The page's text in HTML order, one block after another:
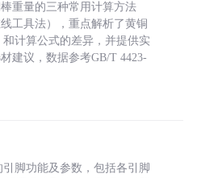
重量的三种常用计算方法
工具法），重点解析了黄铜
和计算公式的差异，并提供实
建议，数据参考GB/T 4423-
脚功能及参数，包括各引脚